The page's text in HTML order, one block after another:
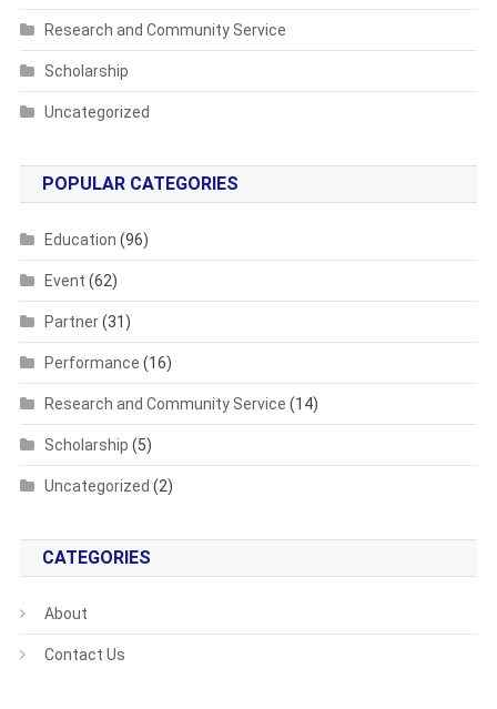
Research and Community Service
Scholarship
Uncategorized
POPULAR CATEGORIES
Education (96)
Event (62)
Partner(31)
Performance (16)
Research and Community Service (14)
Scholarship (5)
Uncategorized (2)
CATEGORIES
About
Contact Us